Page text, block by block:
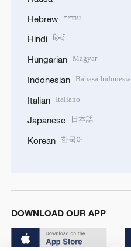
Hebrew עברית
Hindi हिन्दी
Hungarian Magyar
Indonesian Bahasa Indonesia
Italian Italiano
Japanese 日本語
Korean 한국어
DOWNLOAD OUR APP